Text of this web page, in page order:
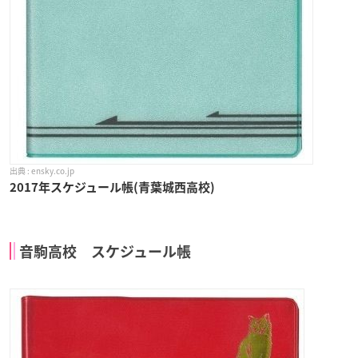
ensky.co.jp
2017年スケジュール帳(青葉城西高校)
音駒高校 スケジュール帳